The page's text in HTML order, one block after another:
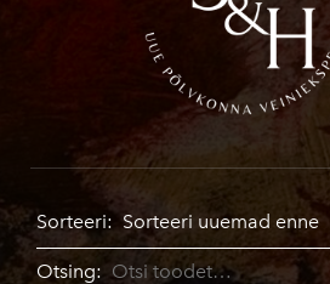
Sorteeri:
Otsing: